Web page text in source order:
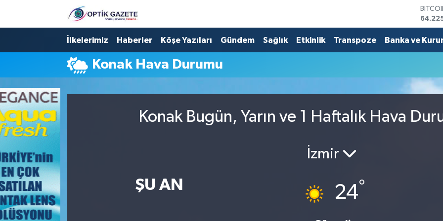
GRAM
13.799
İlkelerimiz Haberler Köşe Yazıları Gündem Sağlık Etkinlik Transpoze Banka ve
Konak Hava Durumu
Konak Bugün, Yarın ve 1 Haftalık Hava
ŞU AN
İzmir
24°
Nöbetçi Eczaneler
Hava Durumu
İstanbul Namaz Vakitleri
Trafik Durumu
Süper Lig Puan Durumu ve Fikstür
Tüm Manşetler
Son Dakika Haberleri
Haber Arşivi